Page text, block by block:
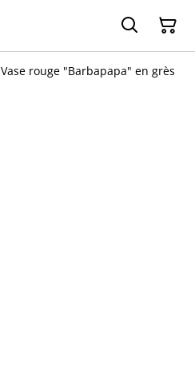
Vase rouge "Barbapapa" en grès